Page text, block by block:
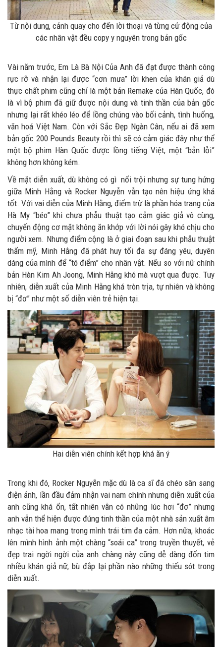
Từ nội dung, cảnh quay cho đến lời thoại và từng cử động của
các nhân vật đều copy y nguyên trong bản gốc
Vài năm trước, Em Là Bà Nội Của Anh đã đạt được thành công
rực rỡ và nhận lại được “cơn mưa” lời khen của khán giả dù
thực chất phim cũng chỉ là một bản Remake của Hàn Quốc, đó
là vì bộ phim đã giữ được nội dung và tinh thần của bản gốc
nhưng lại rất khéo léo để lồng chúng vào bối cảnh, tình huống,
văn hoá Việt Nam. Còn với Sắc Đẹp Ngàn Cân, nếu ai đã xem
bản gốc 200 Pounds Beauty rồi thì sẽ có cảm giác đây như thể
một bộ phim Hàn Quốc được lồng tiếng Việt, một “bản lỗi”
không hơn không kém.
Về mặt diễn xuất, dù không có gì nổi trội nhưng sự tung hứng
giữa Minh Hằng và Rocker Nguyễn vẫn tạo nên hiệu ứng khá
tốt. Với vai diễn của Minh Hằng, điểm trừ là phần hóa trang của
Hà My “béo” khi chưa phẫu thuật tạo cảm giác giả vô cùng,
chuyển động cơ mặt không ăn khớp với lời nói gây khó chịu cho
người xem. Nhưng điểm cộng là ở giai đoạn sau khi phẫu thuật
thẩm mỹ, Minh Hằng đã phát huy tối đa sự đáng yêu, duyên
dáng của mình để “tô điểm” cho nhân vật. Nếu so với nữ chính
bản Hàn Kim Ah Joong, Minh Hằng khó mà vượt qua được. Tuy
nhiên, diễn xuất của Minh Hằng khá tròn trịa, tự nhiên và không
bị “đơ” như một số diễn viên trẻ hiện tại.
Hai diễn viên chính kết hợp khá ăn ý
Trong khi đó, Rocker Nguyễn mặc dù là ca sĩ đá chéo sân sang
điện ảnh, lần đầu đảm nhận vai nam chính nhưng diễn xuất của
anh cũng khá ổn, tất nhiên vẫn có những lúc hơi “đơ” nhưng
anh vẫn thể hiện được đúng tinh thần của một nhà sản xuất âm
nhạc tài hoa mang trong mình trái tim đa cảm. Hơn nữa, khoác
lên mình hình ảnh một chàng “soái ca” trong truyền thuyết, vẻ
đẹp trai ngời ngời của anh chàng này cũng dễ dàng đốn tim
nhiều khán giả nữ, bù đắp lại phần nào những thiếu sót trong
diễn xuất.